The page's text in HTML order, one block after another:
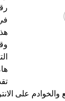
والخوادم على